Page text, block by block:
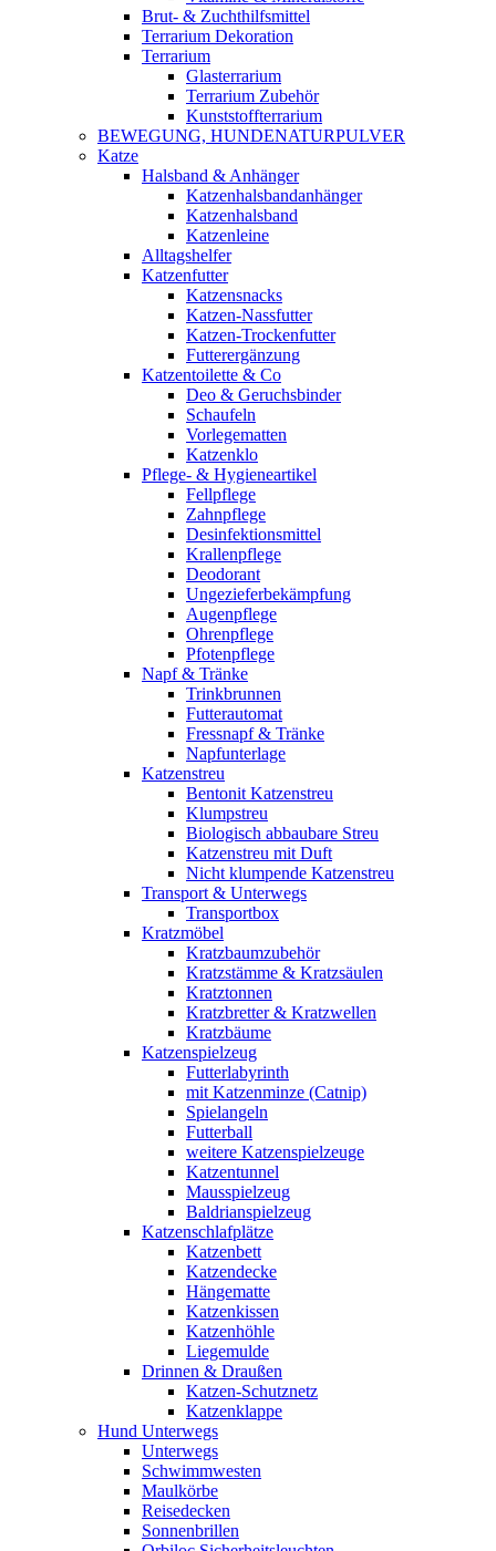
Brut- & Zuchthilfsmittel
Terrarium Dekoration
Terrarium
Glasterrarium
Terrarium Zubehör
Kunststoffterrarium
BEWEGUNG, HUNDENATURPULVER
Katze
Halsband & Anhänger
Katzenhalsbandanhänger
Katzenhalsband
Katzenleine
Alltagshelfer
Katzenfutter
Katzensnacks
Katzen-Nassfutter
Katzen-Trockenfutter
Futterergänzung
Katzentoilette & Co
Deo & Geruchsbinder
Schaufeln
Vorlegematten
Katzenklo
Pflege- & Hygieneartikel
Fellpflege
Zahnpflege
Desinfektionsmittel
Krallenpflege
Deodorant
Ungezieferbekämpfung
Augenpflege
Ohrenpflege
Pfotenpflege
Napf & Tränke
Trinkbrunnen
Futterautomat
Fressnapf & Tränke
Napfunterlage
Katzenstreu
Bentonit Katzenstreu
Klumpstreu
Biologisch abbaubare Streu
Katzenstreu mit Duft
Nicht klumpende Katzenstreu
Transport & Unterwegs
Transportbox
Kratzmöbel
Kratzbaumzubehör
Kratzstämme & Kratzsäulen
Kratztonnen
Kratzbretter & Kratzwellen
Kratzbäume
Katzenspielzeug
Futterlabyrinth
mit Katzenminze (Catnip)
Spielangeln
Futterball
weitere Katzenspielzeuge
Katzentunnel
Mausspielzeug
Baldrianspielzeug
Katzenschlafplätze
Katzenbett
Katzendecke
Hängematte
Katzenkissen
Katzenhöhle
Liegemulde
Drinnen & Draußen
Katzen-Schutznetz
Katzenklappe
Hund Unterwegs
Unterwegs
Schwimmwesten
Maulkörbe
Reisedecken
Sonnenbrillen